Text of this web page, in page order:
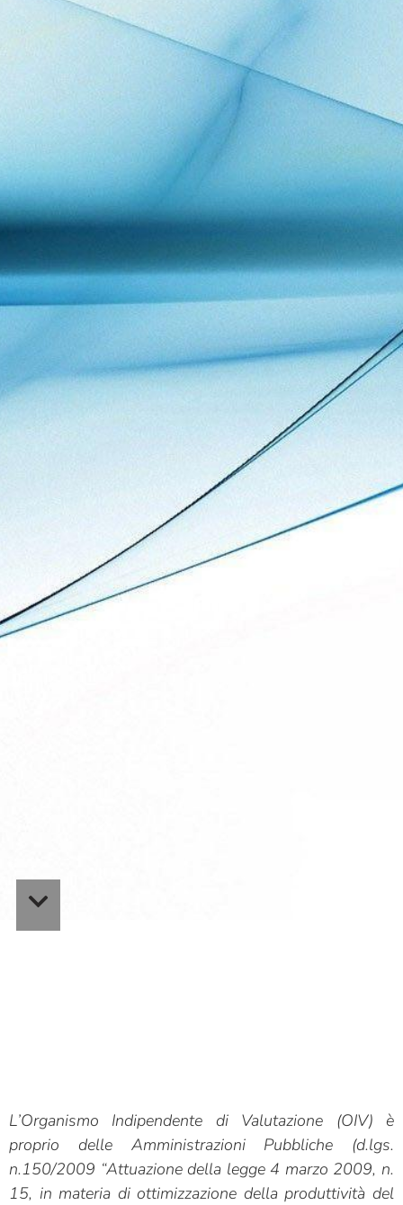
L’Organismo Indipendente di Valutazione (OIV) è
proprio delle Amministrazioni Pubbliche (d.lgs.
n.150/2009 “Attuazione della legge 4 marzo 2009, n.
15, in materia di ottimizzazione della produttività del